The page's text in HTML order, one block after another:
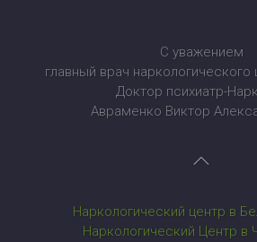
С уважением
главный врач наркологического
Доктор психиатр-
Авраменко Виктор
Наркологический центр в
Наркологический Центр в